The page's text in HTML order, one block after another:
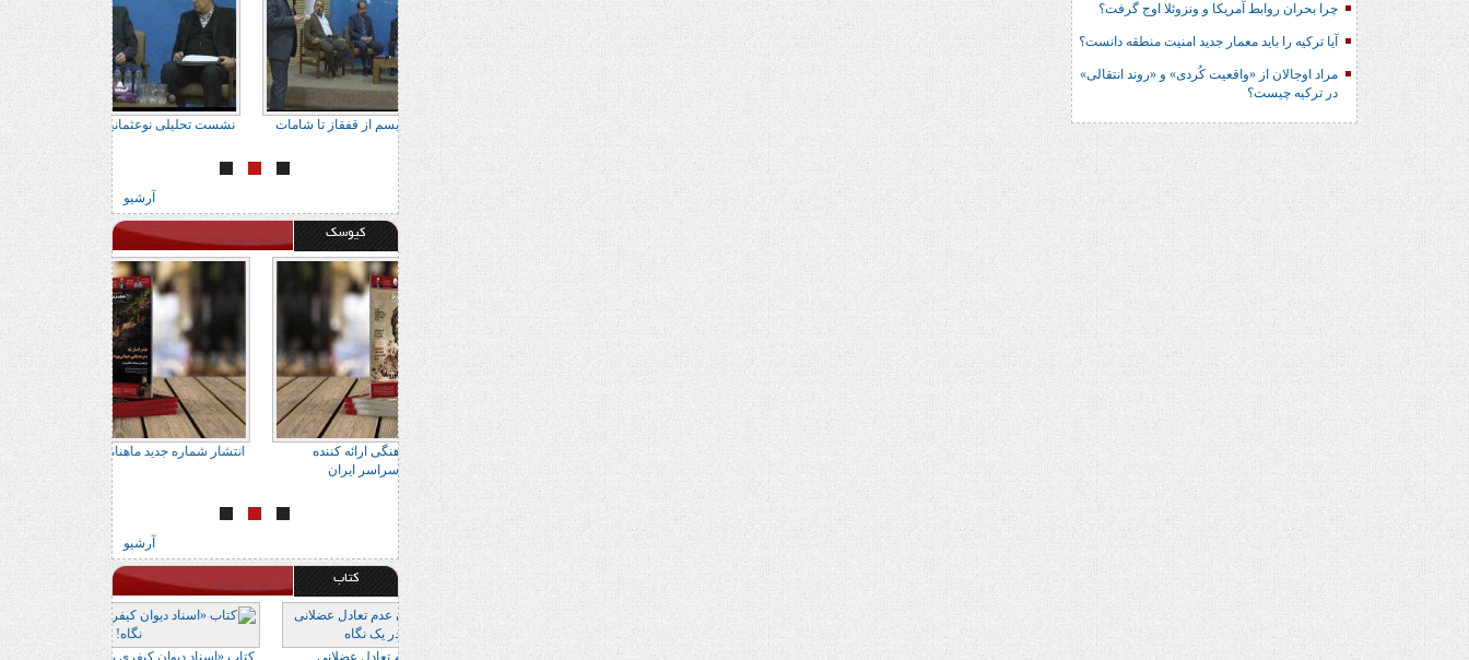
چرا بحران روابط آمریکا و ونزوئلا اوج گرفت؟
آیا ترکیه را باید معمار جدید امنیت منطقه دانست؟
مراد اوجالان از «واقعیت کُردی» و «روند انتقالی»
در ترکیه چیست؟
نشست تحلیلی نشست تحلیلی نوعثمانیسم از قفقاز تا شامات تحلیل بحران یمن در گفتوگو با منصور براتی
آرشیو
کیوسک
انتشار شماره
آدرس 22 مرکز معتبر فرهنگی ارائه کننده
ماهنامه فراتاب کُردی در سراسر ایران
شماره دوم ماهنامه الکترونیکی فراتاب
آرشیو
کتاب
کتاب «ارزیابی و درمان عدم تعادل عضلانی